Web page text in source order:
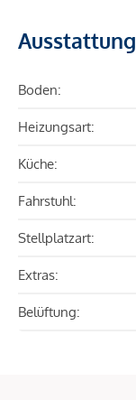
Ausstattung
Boden:
Heizungsart:
Küche:
Fahrstuhl:
Stellplatzart:
Extras:
Belüftung: